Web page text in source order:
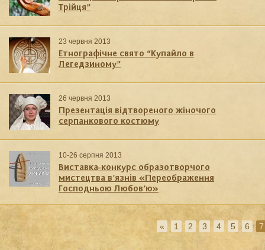
Трійця”
23 червня 2013
Етнографічне свято “Купайло в
Легедзиному”
26 червня 2013
Презентація відтвореного жіночого
серпанкового костюму
10-26 серпня 2013
Виставка-конкурс образотворчого
мистецтва в’язнів «Переображення
Господньою Любов’ю»
« 1 2 3 4 5 6 7